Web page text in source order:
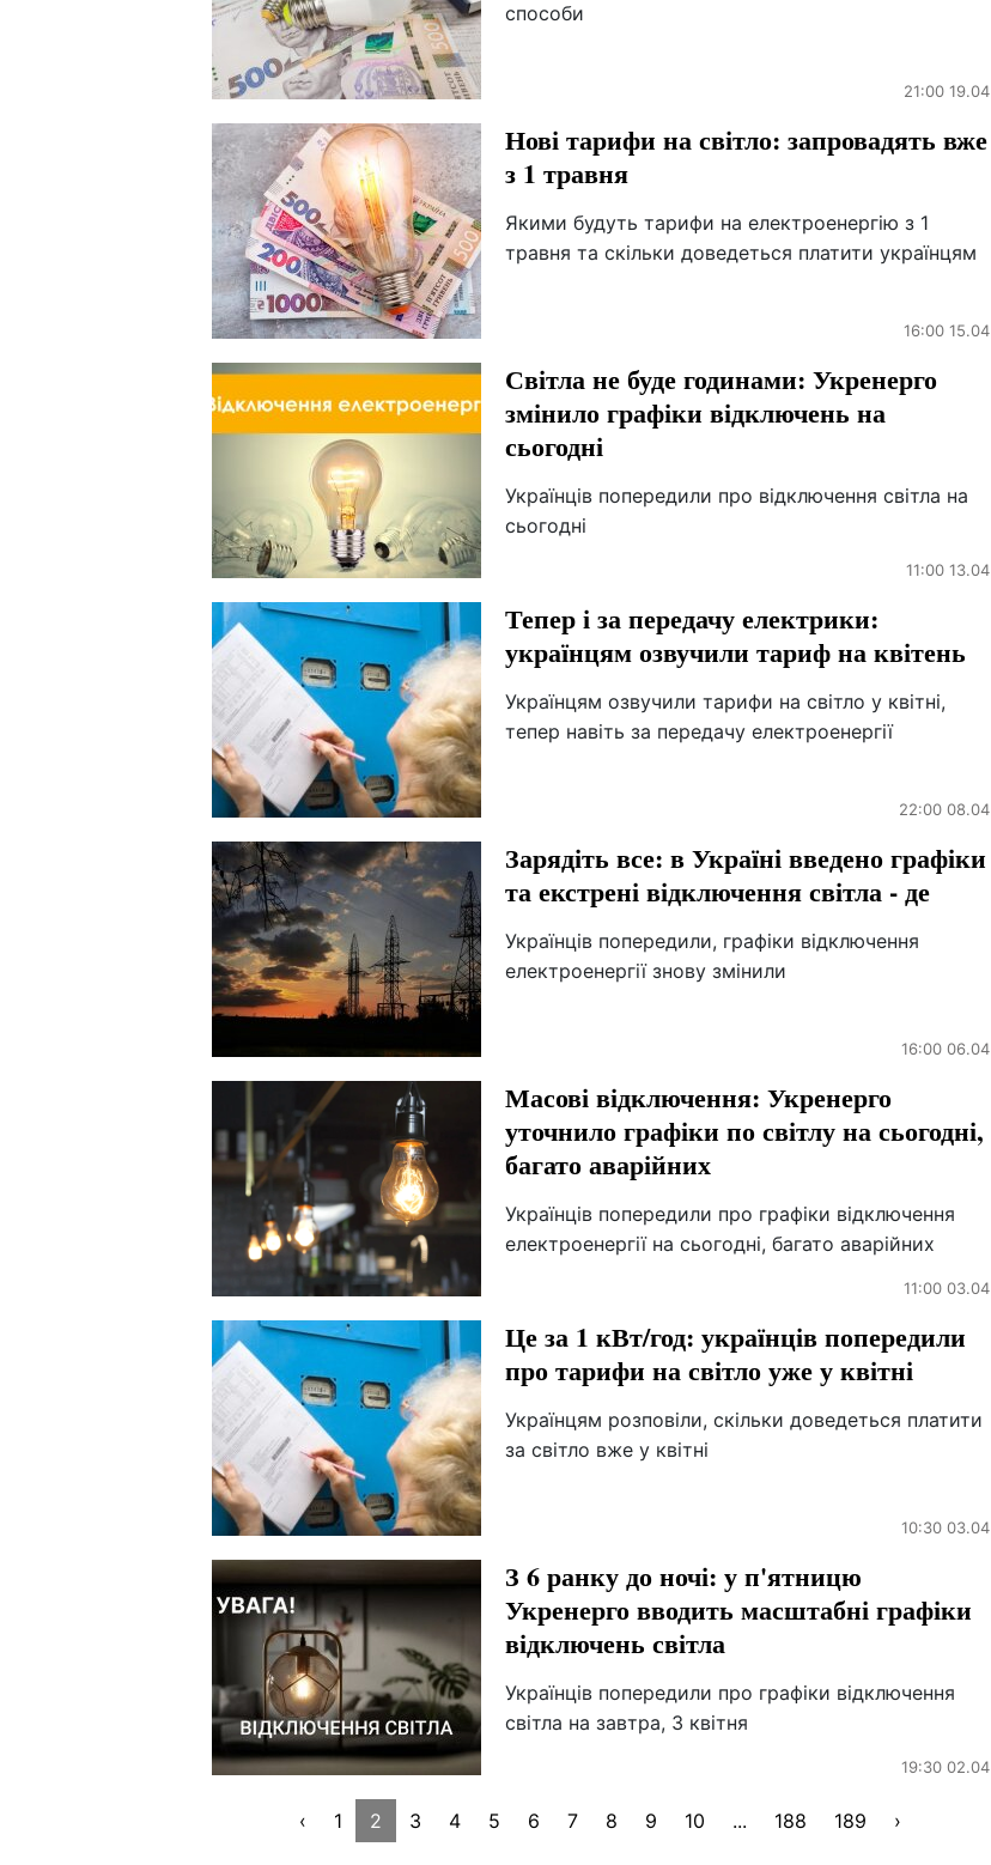
способи
21:00 19.04
Нові тарифи на світло: запровадять вже
з 1 травня
Якими будуть тарифи на електроенергію з 1
травня та скільки доведеться платити українцям
16:00 15.04
Світла не буде годинами: Укренерго
змінило графіки відключень на
сьогодні
Українців попередили про відключення світла на
сьогодні
11:00 13.04
Тепер і за передачу електрики:
українцям озвучили тариф на квітень
Українцям озвучили тарифи на світло у квітні,
тепер навіть за передачу електроенергії
22:00 08.04
Зарядіть все: в Україні введено графіки
та екстрені відключення світла - де
Українців попередили, графіки відключення
електроенергії знову змінили
16:00 06.04
Масові відключення: Укренерго
уточнило графіки по світлу на сьогодні,
багато аварійних
Українців попередили про графіки відключення
електроенергії на сьогодні, багато аварійних
11:00 03.04
Це за 1 кВт/год: українців попередили
про тарифи на світло уже у квітні
Українцям розповіли, скільки доведеться платити
за світло вже у квітні
10:30 03.04
З 6 ранку до ночі: у п'ятницю
Укренерго вводить масштабні графіки
відключень світла
Українців попередили про графіки відключення
світла на завтра, 3 квітня
19:30 02.04
‹ 1 2 3 4 5 6 7 8 9 10 ... 188 189 ›